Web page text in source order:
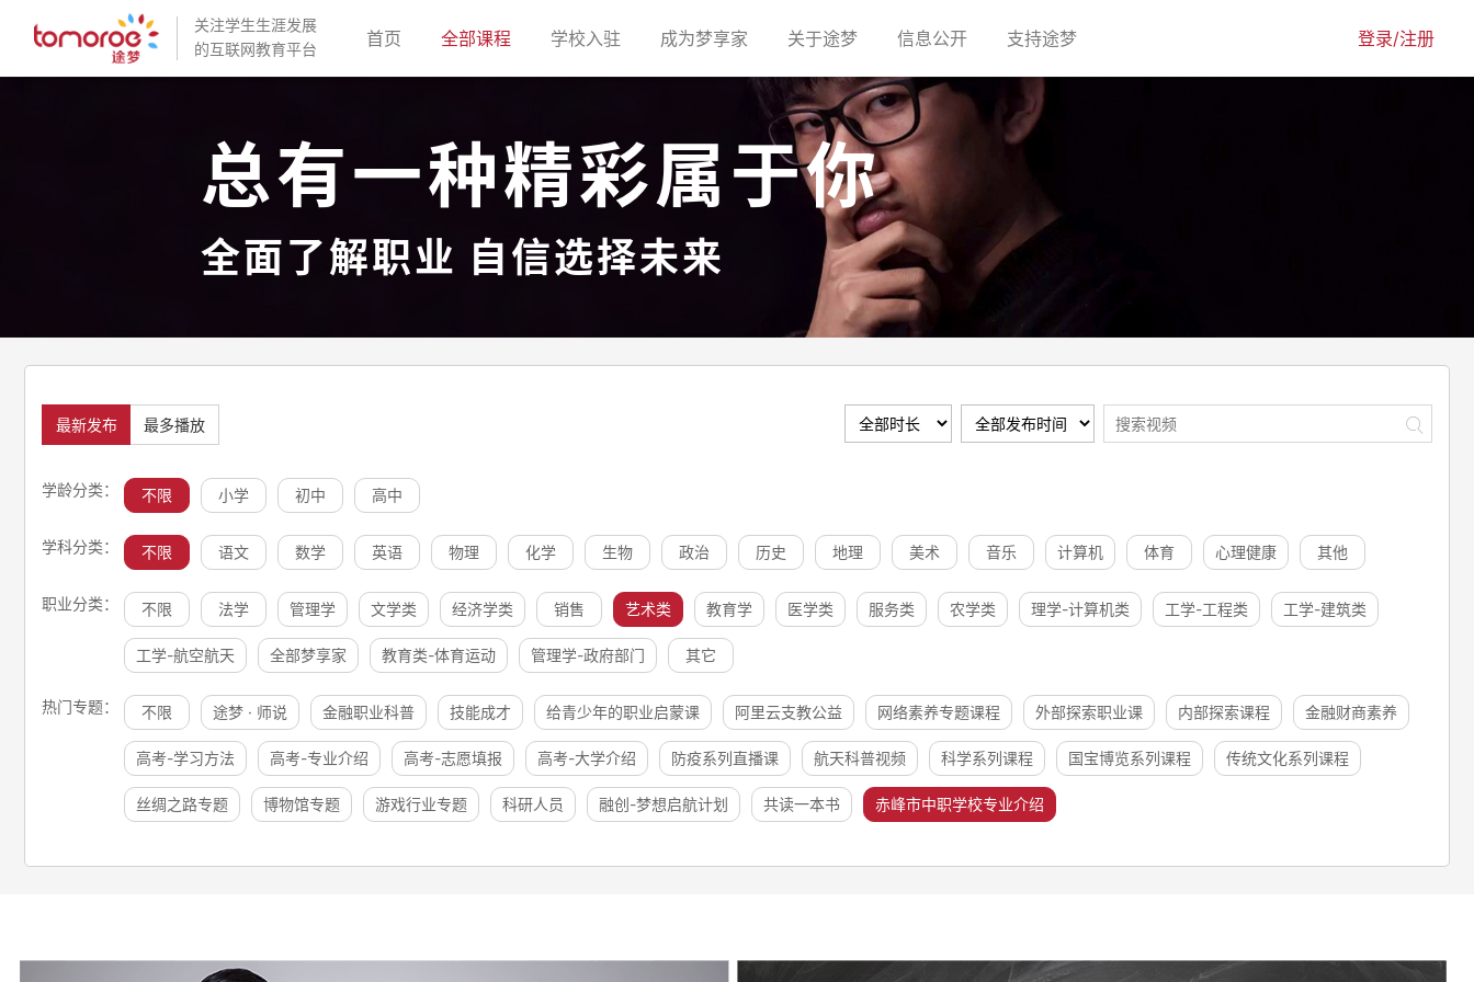
关注学生生涯发展
的互联网教育平台
首页(current)全部课程(current)学校入驻(current)成为梦享家(current)关于途梦(current)信息公开(current)支持途梦(current) 登录/注册
总有一种精彩属于你
全面了解职业 自信选择未来
最新发布 最多播放
学龄分类： 不限 小学 初中 高中
学科分类： 不限 语文 数学 英语 物理 化学 生物 政治 历史 地理 美术 音乐 计算机 体育 心理健康 其他
职业分类： 不限 法学 管理学 文学类 经济学类 销售 艺术类 教育学 医学类 服务类 农学类 理学-计算机类 工学-工程类 工学-建筑类
工学-航空航天 全部梦享家 教育类-体育运动 管理学-政府部门 其它
热门专题： 不限 途梦 · 师说 金融职业科普 技能成才 给青少年的职业启蒙课 阿里云支教公益 网络素养专题课程 外部探索职业课 内部探索课程 金融财商素养
高考-学习方法 高考-专业介绍 高考-志愿填报 高考-大学介绍 防疫系列直播课 航天科普视频 科学系列课程 国宝博览系列课程 传统文化系列课程
丝绸之路专题 博物馆专题 游戏行业专题 科研人员 融创-梦想启航计划 共读一本书 赤峰市中职学校专业介绍